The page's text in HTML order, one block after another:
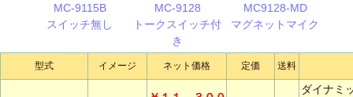
MC-9115B
スイッチ無し
MC-9128
トークスイッチ付
き
MC9128-MD
マグネットマイク
型式 イメージ ネット価格 定価 送料
ダイナミ